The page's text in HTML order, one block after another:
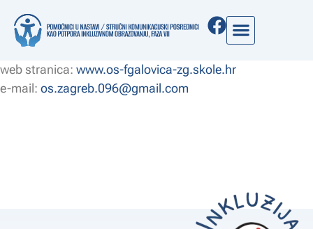
Jakuševečka ulica 6, 10010 Zagreb
web stranica: www.os-fgalovica-zg.skole.hr
e-mail: os.zagreb.096@gmail.com